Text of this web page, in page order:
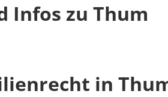
Infos zu Thum
in